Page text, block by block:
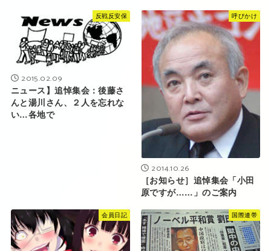
反戦反安保
2015.02.09
ニュース】追悼集会：後藤さ
んと湯川さん、２人を忘れな
い…各地で
呼びかけ
2014.10.26
［お知らせ］追悼集会「小田
原ですが……」のご案内
会員日記 国際連帯